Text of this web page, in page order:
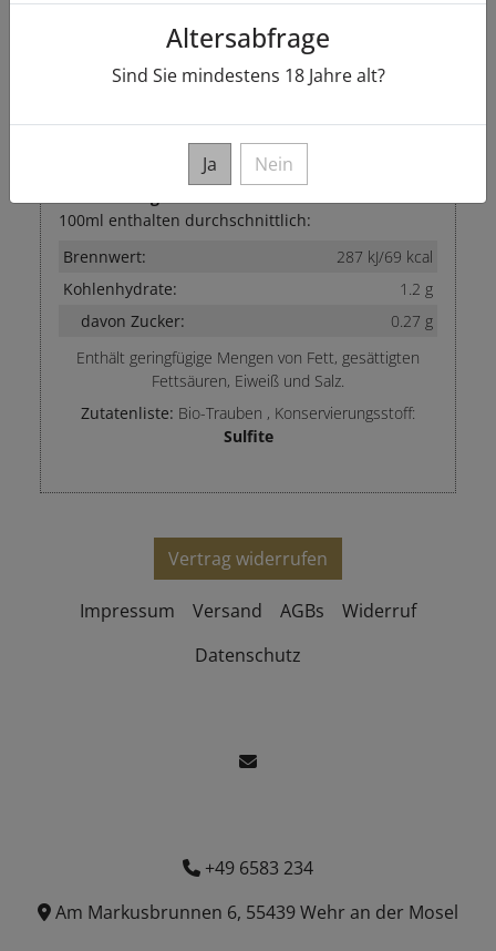
Altersabfrage
Sind Sie mindestens 18Jahre alt?
Ja Nein
Vorhandener Alkoholgehalt: 12.0 % vol
Erzeugerabfüllung : Weingut Stephan Steinmetz,
Am Markusbrunnen 6, DE-54439, Wehr / Mosel
100ml enthalten durchschnittlich:
Brennwert:
287 kJ/69 kcal
Kohlenhydrate:
1.2 g
davon Zucker:
0.27 g
Enthält geringfügige Mengen von Fett, gesättigten
Fettsäuren, Eiweiß und Salz.
Zutatenliste: Bio-Trauben , Konservierungsstoff:
Sulfite
Vertrag widerrufen
Impressum Versand AGBs
Widerruf
Datenschutz
+49 6583 234
Am Markusbrunnen 6, 55439 Wehr an der Mosel